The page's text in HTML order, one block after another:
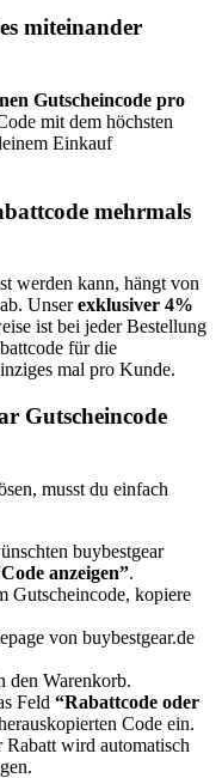
miteinander
Gutscheincode pro
mit dem höchsten
Einkauf
mehrmals
werden kann, hängt von
Unserexklusiver 4%
ist bei jeder Bestellung
für die
mal pro Kunde.
Gutscheincode
musst du einfach
buybestgear
anzeigen”.
Gutscheincode, kopiere
von buybestgear.de
den Warenkorb.
Feld “Rabattcode oder
Code ein.
Rabatt wird automatisch